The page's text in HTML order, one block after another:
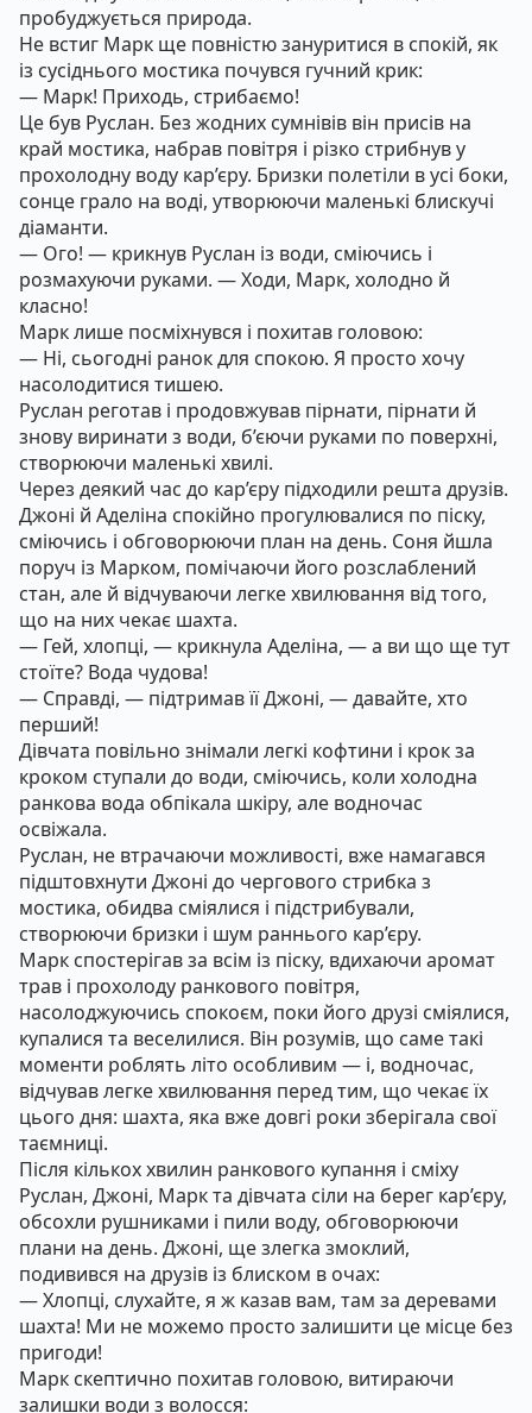
пробуджується природа.
Не встиг Марк ще повністю зануритися в спокій, як
із сусіднього мостика почувся гучний крик:
— Марк! Приходь, стрибаємо!
Це був Руслан. Без жодних сумнівів він присів на
край мостика, набрав повітря і різко стрибнув у
прохолодну воду кар’єру. Бризки полетіли в усі боки,
сонце грало на воді, утворюючи маленькі блискучі
діаманти.
— Ого! — крикнув Руслан із води, сміючись і
розмахуючи руками. — Ходи, Марк, холодно й
класно!
Марк лише посміхнувся і похитав головою:
— Ні, сьогодні ранок для спокою. Я просто хочу
насолодитися тишею.
Руслан реготав і продовжував пірнати, пірнати й
знову виринати з води, б’єючи руками по поверхні,
створюючи маленькі хвилі.
Через деякий час до кар’єру підходили решта друзів.
Джоні й Аделіна спокійно прогулювалися по піску,
сміючись і обговорюючи план на день. Соня йшла
поруч із Марком, помічаючи його розслаблений
стан, але й відчуваючи легке хвилювання від того,
що на них чекає шахта.
— Гей, хлопці, — крикнула Аделіна, — а ви що ще тут
стоїте? Вода чудова!
— Справді, — підтримав її Джоні, — давайте, хто
перший!
Дівчата повільно знімали легкі кофтини і крок за
кроком ступали до води, сміючись, коли холодна
ранкова вода обпікала шкіру, але водночас
освіжала.
Руслан, не втрачаючи можливості, вже намагався
підштовхнути Джоні до чергового стрибка з
мостика, обидва сміялися і підстрибували,
створюючи бризки і шум раннього кар’єру.
Марк спостерігав за всім із піску, вдихаючи аромат
трав і прохолоду ранкового повітря,
насолоджуючись спокоєм, поки його друзі сміялися,
купалися та веселилися. Він розумів, що саме такі
моменти роблять літо особливим — і, водночас,
відчував легке хвилювання перед тим, що чекає їх
цього дня: шахта, яка вже довгі роки зберігала свої
таємниці.
Після кількох хвилин ранкового купання і сміху
Руслан, Джоні, Марк та дівчата сіли на берег кар’єру,
обсохли рушниками і пили воду, обговорюючи
плани на день. Джоні, ще злегка змоклий,
подивився на друзів із блиском в очах:
— Хлопці, слухайте, я ж казав вам, там за деревами
шахта! Ми не можемо просто залишити це місце без
пригоди!
Марк скептично похитав головою, витираючи
залишки води з волосся: